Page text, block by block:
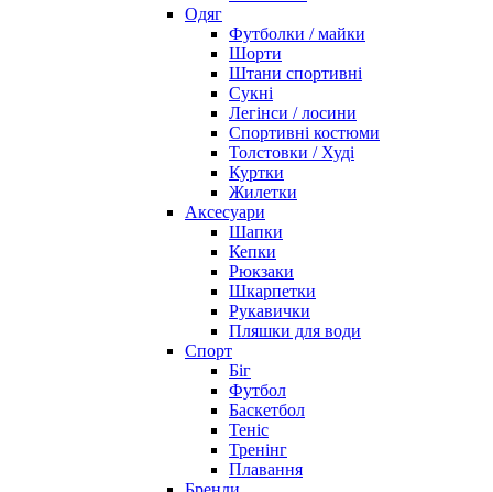
Одяг
Футболки / майки
Шорти
Штани спортивні
Сукні
Легінси / лосини
Спортивні костюми
Толстовки / Худі
Куртки
Жилетки
Аксесуари
Шапки
Кепки
Рюкзаки
Шкарпетки
Рукавички
Пляшки для води
Спорт
Біг
Футбол
Баскетбол
Теніс
Тренінг
Плавання